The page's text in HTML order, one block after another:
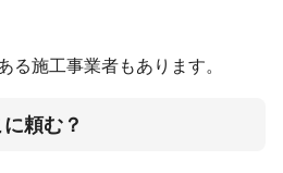
施工事業者もあります。
頼む？